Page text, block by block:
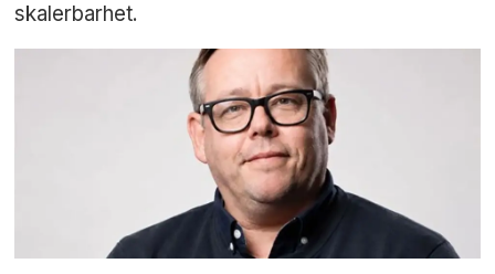
skalerbarhet.